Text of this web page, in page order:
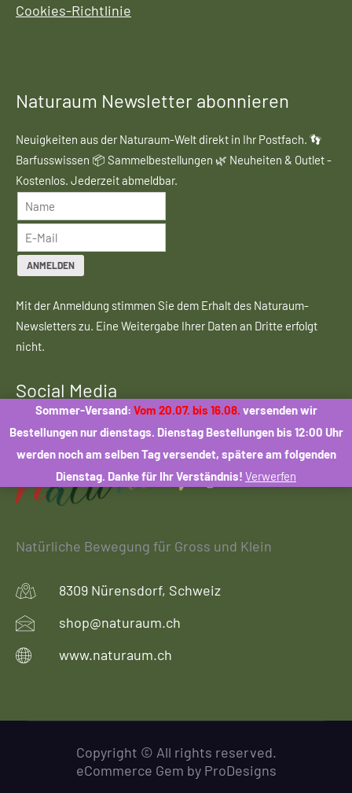
Sommer-Versand: Vom 20.07. bis 16.08. versenden wir
Bestellungen nur dienstags. Dienstag Bestellungen bis 12:00 Uhr
werden noch am selben Tag versendet, spätere am folgenden
Dienstag. Danke für Ihr Verständnis! Verwerfen
Cookies-Richtlinie
Naturaum Newsletter abonnieren
Neuigkeiten aus der Naturaum-Welt direkt in Ihr Postfach. 👣
Barfusswissen 📦 Sammelbestellungen 🌿 Neuheiten & Outlet -
Kostenlos. Jederzeit abmeldbar.
ANMELDEN
Mit der Anmeldung stimmen Sie dem Erhalt des Naturaum-
Newsletters zu. Eine Weitergabe Ihrer Daten an Dritte erfolgt
nicht.
Social Media
FacebookInstagram
Email
Natürliche Bewegung für Gross und Klein
8309 Nürensdorf, Schweiz
shop@naturaum.ch
www.naturaum.ch
Copyright © All rights reserved.
eCommerce Gem by ProDesigns